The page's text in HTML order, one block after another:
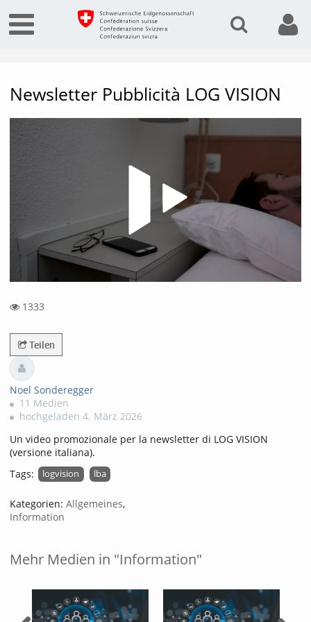
Newsletter Pubblicità LOG VISION
1333
Teilen
Noel Sonderegger
11 Medien
hochgeladen 4. März 2026
Un video promozionale per la newsletter di LOG VISION
(versione italiana).
Tags:
logvision lba
Kategorien: Allgemeines,
Information
Mehr Medien in "Information"